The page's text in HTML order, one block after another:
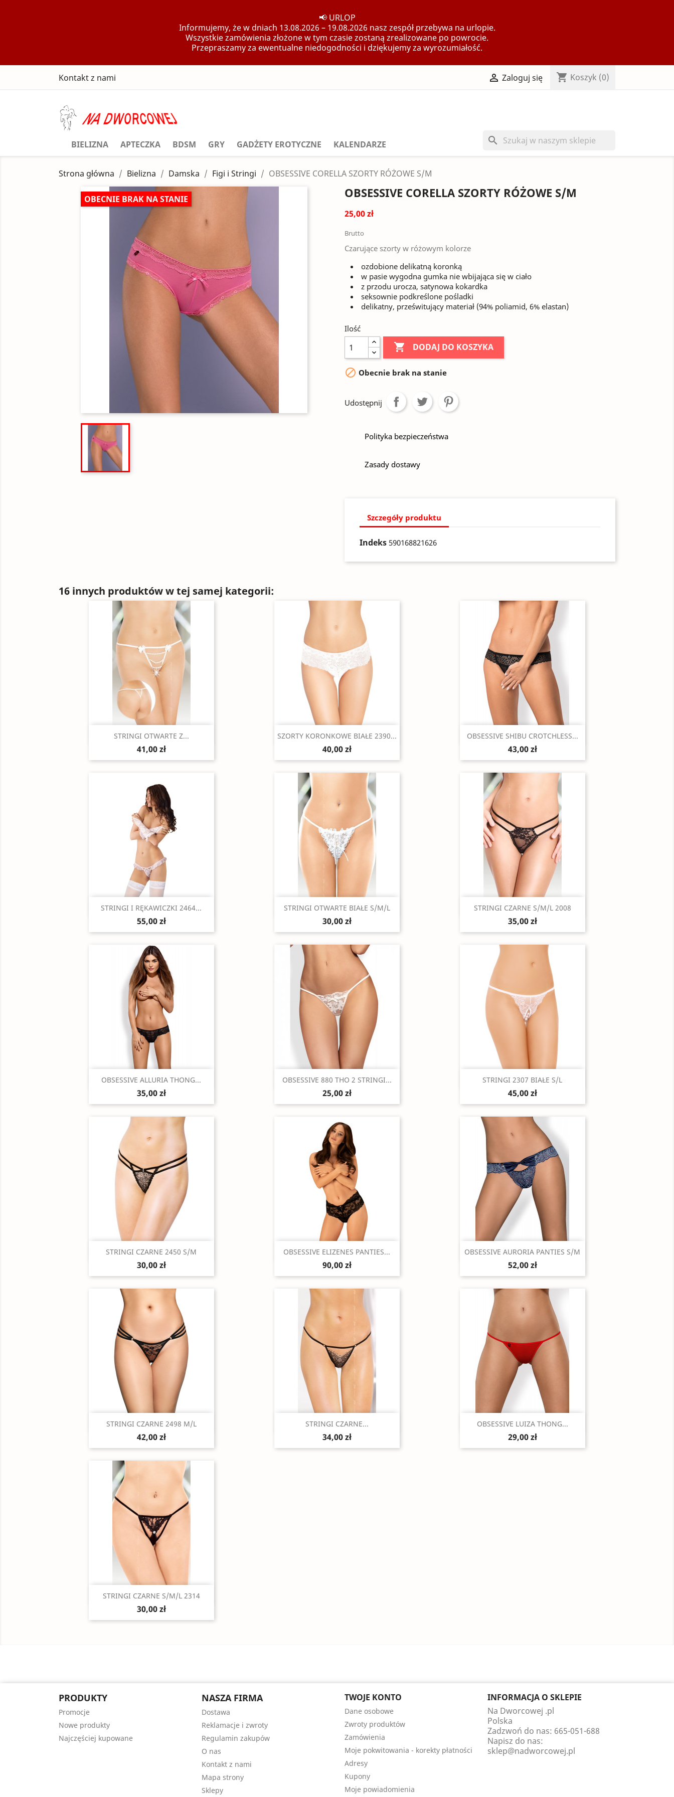
📢 URLOP
Informujemy, że w dniach 13.08.2026 – 19.08.2026 nasz zespół przebywa na urlopie.
Wszystkie zamówienia złożone w tym czasie zostaną zrealizowane po powrocie.
Przepraszamy za ewentualne niedogodności i dziękujemy za wyrozumiałość.
Kontakt z nami  Zaloguj się shopping_cart Koszyk (0)
BIELIZNA APTECZKA BDSM GRY GADŻETY EROTYCZNE KALENDARZE search
Strona główna Bielizna Damska Figi i Stringi OBSESSIVE CORELLA SZORTY RÓŻOWE S/M
OBECNIE BRAK NA STANIE OBSESSIVE CORELLA SZORTY RÓŻOWE S/M
25,00 zł
Brutto
Czarujące szorty w różowym kolorze
ozdobione delikatną koronką
w pasie wygodna gumka nie wbijająca się w ciało
z przodu urocza, satynowa kokardka
seksownie podkreślone pośladki
delikatny, prześwitujący materiał (94% poliamid, 6% elastan)
Ilość
 DODAJ DO KOSZYKA
 Obecnie brak na stanie
Udostępnij
Polityka bezpieczeństwa
Zasady dostawy
Szczegóły produktu
Indeks 590168821626
16 innych produktów w tej samej kategorii:
Szybki podgląd
STRINGI OTWARTE Z...
41,00 zł
Szybki podgląd
SZORTY KORONKOWE BIAŁE 2390...
40,00 zł
Szybki podgląd
OBSESSIVE SHIBU CROTCHLESS...
43,00 zł
Szybki podgląd
STRINGI I RĘKAWICZKI 2464...
55,00 zł
 Szybki podgląd
STRINGI OTWARTE BIAŁE S/M/L
30,00 zł
Szybki podgląd
STRINGI CZARNE S/M/L 2008
35,00 zł
Szybki podgląd
OBSESSIVE ALLURIA THONG...
35,00 zł
Szybki podgląd
OBSESSIVE 880 THO 2 STRINGI...
25,00 zł
Szybki podgląd
STRINGI 2307 BIAŁE S/L
45,00 zł
Szybki podgląd
STRINGI CZARNE 2450 S/M
30,00 zł
Szybki podgląd
OBSESSIVE ELIZENES PANTIES...
90,00 zł
Szybki podgląd
OBSESSIVE AURORIA PANTIES S/M
52,00 zł
Szybki podgląd
STRINGI CZARNE 2498 M/L
42,00 zł
Szybki podgląd
STRINGI CZARNE...
34,00 zł
Szybki podgląd
OBSESSIVE LUIZA THONG...
29,00 zł
Szybki podgląd
STRINGI CZARNE S/M/L 2314
30,00 zł
PRODUKTY
Promocje
Nowe produkty
Najczęściej kupowane
NASZA FIRMA
Dostawa
Reklamacje i zwroty
Regulamin zakupów
O nas
Kontakt z nami
Mapa strony
Sklepy
TWOJE KONTO
Dane osobowe
Zwroty produktów
Zamówienia
Moje pokwitowania - korekty płatności
Adresy
Kupony
Moje powiadomienia
INFORMACJA O SKLEPIE
Na Dworcowej .pl
Polska
Zadzwoń do nas: 665-051-688
Napisz do nas:
sklep@nadworcowej.pl